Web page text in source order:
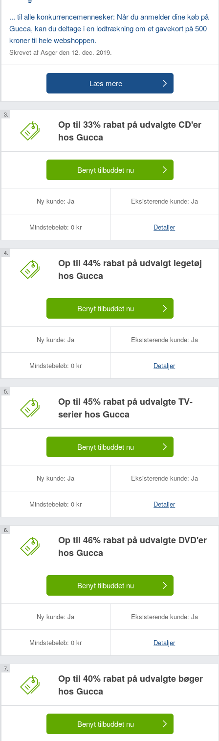
... til alle konkurrencemennesker: Når du anmelder dine køb på
Gucca, kan du deltage i en lodtrækning om et gavekort på 500
kroner til hele webshoppen.
Skrevet af Asger den 12. dec. 2019.
Læs mere
Op til 33% rabat på udvalgte CD'er
hos Gucca
Benyt tilbuddet nu
Ny kunde: Ja Eksisterende kunde: Ja
Mindstebeløb: 0 kr Detaljer
Op til 44% rabat på udvalgt legetøj
hos Gucca
Benyt tilbuddet nu
Ny kunde: Ja Eksisterende kunde: Ja
Mindstebeløb: 0 kr Detaljer
Op til 45% rabat på udvalgte TV-
serier hos Gucca
Benyt tilbuddet nu
Ny kunde: Ja Eksisterende kunde: Ja
Mindstebeløb: 0 kr Detaljer
Op til 46% rabat på udvalgte DVD'er
hos Gucca
Benyt tilbuddet nu
Ny kunde: Ja Eksisterende kunde: Ja
Mindstebeløb: 0 kr Detaljer
Op til 40% rabat på udvalgte bøger
hos Gucca
Benyt tilbuddet nu